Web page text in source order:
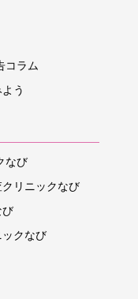
コラム
う
なび
リニックなび
び
クなび